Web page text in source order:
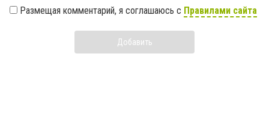
Размещая комментарий, я соглашаюсь с Правилами сайта
Добавить